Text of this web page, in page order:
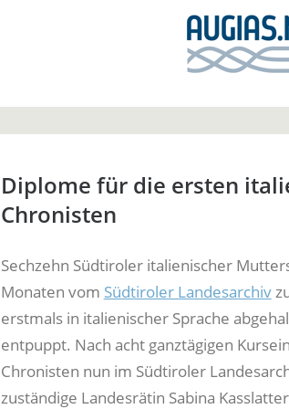
Diplome für die ersten
Chronisten
Sechzehn Südtiroler italienischer
Monaten vom Südtiroler Landesarchiv
erstmals in italienischer Sprache
entpuppt. Nach acht ganztägigen
Chronisten nun im Südtiroler
zuständige Landesrätin Sabina